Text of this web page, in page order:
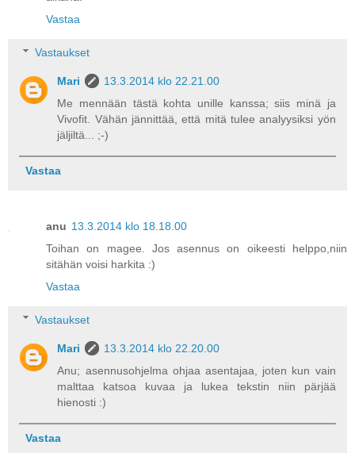
Vastaa
Vastaukset
Mari
13.3.2014 klo 22.21.00
Me mennään tästä kohta unille kanssa; siis minä ja
Vivofit. Vähän jännittää, että mitä tulee analyysiksi yön
jäljiltä... ;-)
Vastaa
anu 13.3.2014 klo 18.18.00
Toihan on magee. Jos asennus on oikeesti helppo,niin
sitähän voisi harkita :)
Vastaa
Vastaukset
Mari
13.3.2014 klo 22.20.00
Anu; asennusohjelma ohjaa asentajaa, joten kun vain
malttaa katsoa kuvaa ja lukea tekstin niin pärjää
hienosti :)
Vastaa